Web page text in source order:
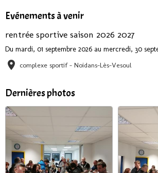
Evénements à venir
rentrée sportive saison 2026 2027
Du mardi, 01 septembre 2026 au mercredi, 30
complexe sportif - Noidans-Lès-Vesoul
Dernières photos